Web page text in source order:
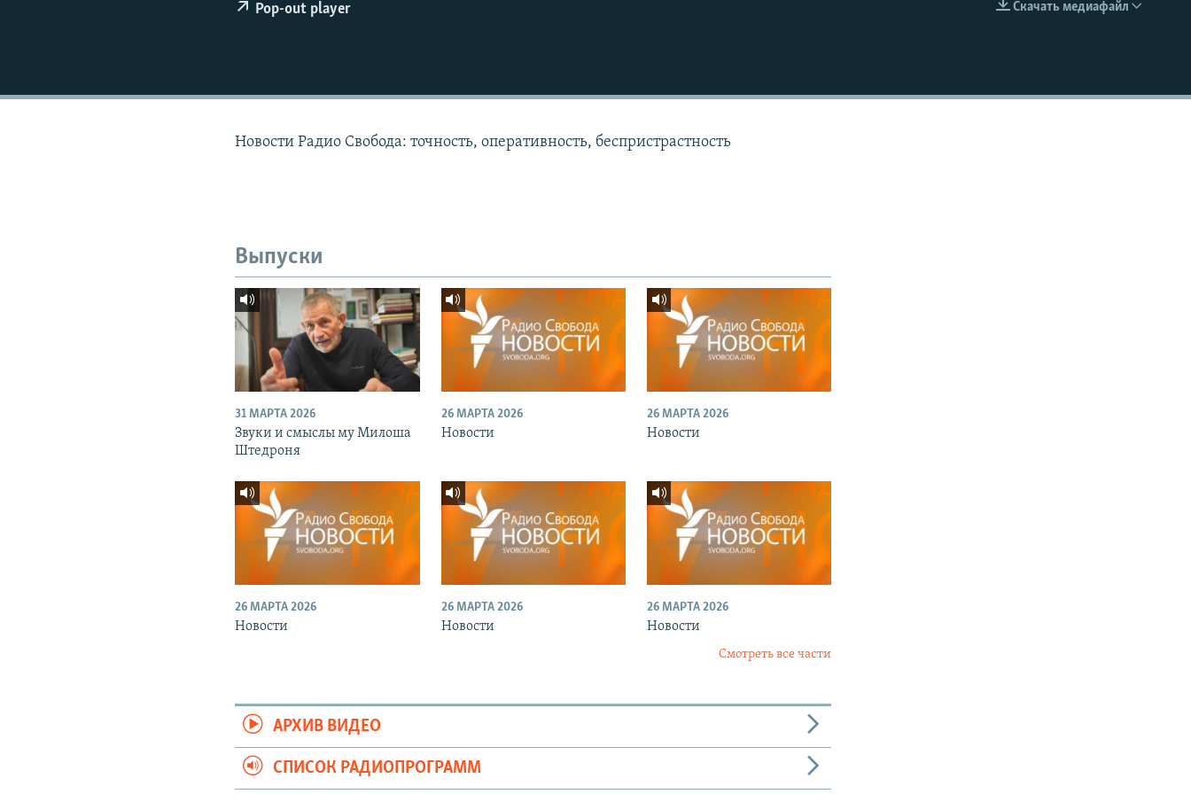
EMBED
Скачать медиафайл
Pop-out player
Новости Радио Свобода: точность, оперативность, беспристрастность
Выпуски
31 МАРТА 2026
Звуки и смыслы му Милоша
Штедроня
26 МАРТА 2026
Новости
26 МАРТА 2026
Новости
26 МАРТА 2026
Новости
26 МАРТА 2026
Новости
26 МАРТА 2026
Новости
Смотреть все части
АРХИВ ВИДЕО
СПИСОК РАДИОПРОГРАММ